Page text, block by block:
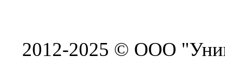
2012-2025 © ООО